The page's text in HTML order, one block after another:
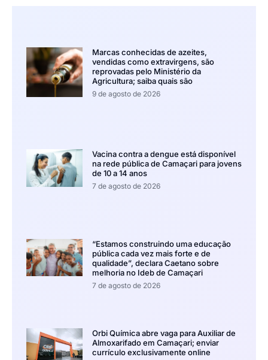
Marcas conhecidas de azeites,
vendidas como extravirgens, são
reprovadas pelo Ministério da
Agricultura; saiba quais são
9 de agosto de 2026
Vacina contra a dengue está disponível
na rede pública de Camaçari para jovens
de 10 a 14 anos
7 de agosto de 2026
“Estamos construindo uma educação
pública cada vez mais forte e de
qualidade”, declara Caetano sobre
melhoria no Ideb de Camaçari
7 de agosto de 2026
Orbi Química abre vaga para Auxiliar de
Almoxarifado em Camaçari; enviar
currículo exclusivamente online